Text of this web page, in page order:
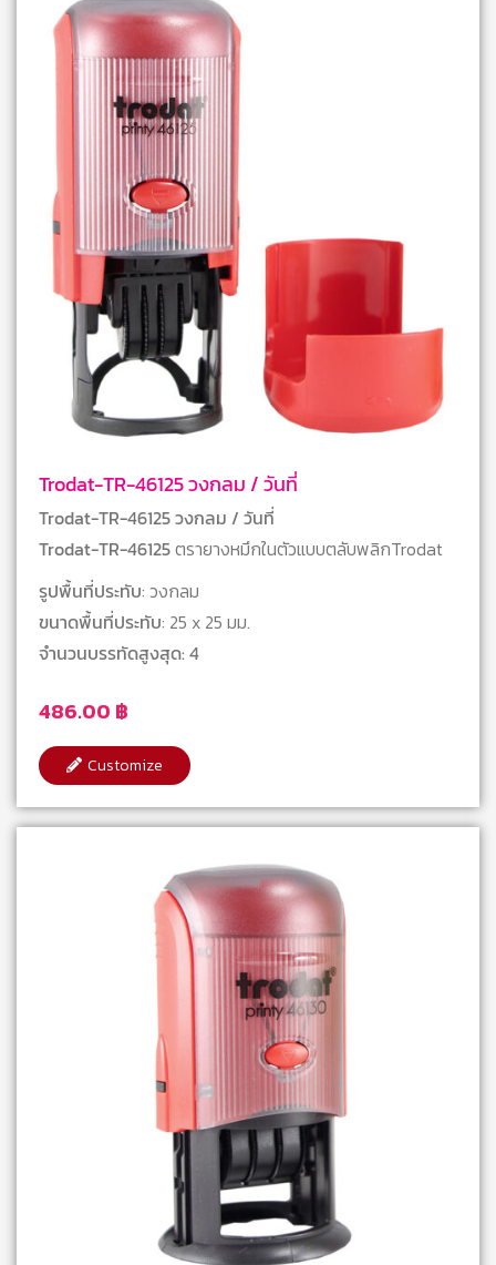
Trodat-TR-46125 วงกลม / วันที่
486.00 ฿
Trodat-TR-46125 วงกลม / วันที่
Trodat-TR-46125ตรายางหมึกในตัวแบบตลับพลิกTrodat
รูปพื้นที่ประทับ: วงกลม
ขนาดพื้นที่ประทับ: 25 x 25 มม.
จำนวนบรรทัดสูงสุด: 4
Customize